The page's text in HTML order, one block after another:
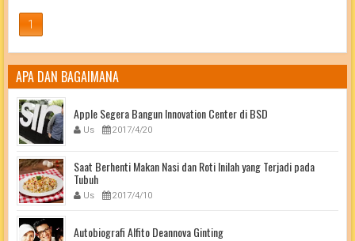
1
APA DAN BAGAIMANA
Apple Segera Bangun Innovation Center di BSD
Us 2017/4/20
Saat Berhenti Makan Nasi dan Roti Inilah yang Terjadi pada
Tubuh
Us 2017/4/10
Autobiografi Alfito Deannova Ginting